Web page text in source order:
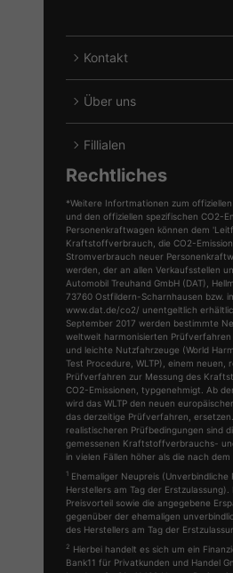
Kontakt
Über uns
Fillialen
Rechtliches
*Weitere Infortmationen zum
und den offiziellen spezifischen CO2-
Personenkraftwagen können dem
Kraftstoffverbrauch, die CO2-
Stromverbrauch neuer
werden, der an allen Verkaufsstellen
Automobil Treuhand GmbH (DAT),
73760 Ostfildern-Scharnhausen bzw.
www.dat.de/co2/ unentgeltlich
September 2017 werden bestimmte
weltweit harmonisierten Prüfverfahren
und leichte Nutzfahrzeuge (World
Test Procedure, WLTP), einem neuen,
Prüfverfahren zur Messung des
CO2-Emissionen, typgenehmigt. Ab
wird das WLTP den neuen
das derzeitige Prüfverfahren,
realistischeren Prüfbedingungen sind
gemessenen Kraftstoffverbrauchs-
in vielen Fällen höher als die nach dem
1 Ehemaliger Neupreis (Unverbindliche
Herstellers am Tag der
Preisvorteil sowie die angegebene
gegenüber der ehemaligen
des Herstellers am Tag der
2 Hierbei handelt es sich um ein
Bank11 für Privatkunden und Handel